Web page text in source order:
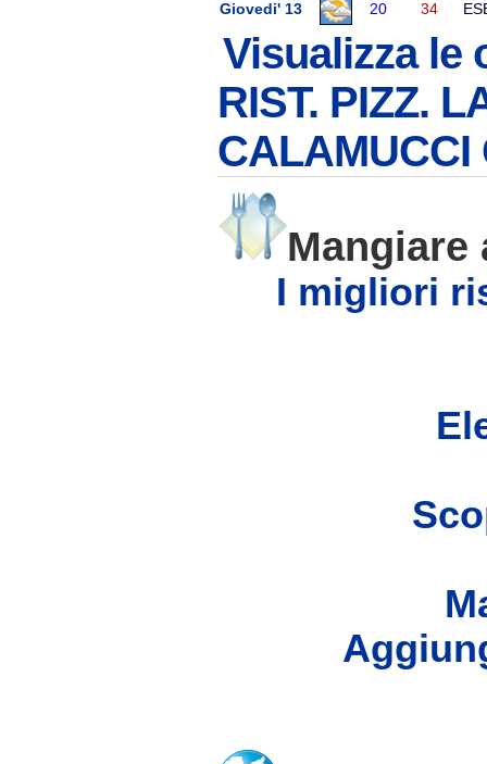
Giovedi' 13
20 34
Visualizza le
RIST. PIZZ.
CALAMUCCI
Mangiare
I migliori